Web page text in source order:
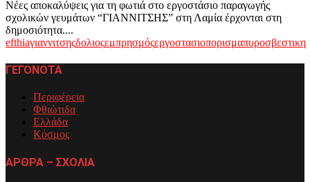
Νέες αποκαλύψεις για τη φωτιά στο εργοστάσιο παραγωγής
σχολικών γευμάτων “ΓΙΑΝΝΙΤΣΗΣ” στη Λαμία έρχονται στη
δημοσιότητα....
efthiaγιαννιτσηςδολιοςεμπρησμόςεργοστασιοπορισμαπυροσβεστικη
ΓΕΓΟΝΟΤΑ
Περιφέρεια
Φθιώτιδα
Ελλάδα
Κόσμος
ΑΡΘΡΑ – ΣΧΟΛΙΑ